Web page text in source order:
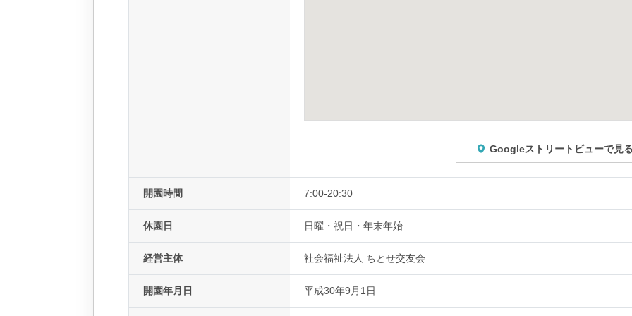
Googleストリートビューで見
開園時間 7:00-20:30
休園日 日曜・祝日・年末年始
経営主体 社会福祉法人 ちとせ交友会
開園年月日 平成30年9月1日